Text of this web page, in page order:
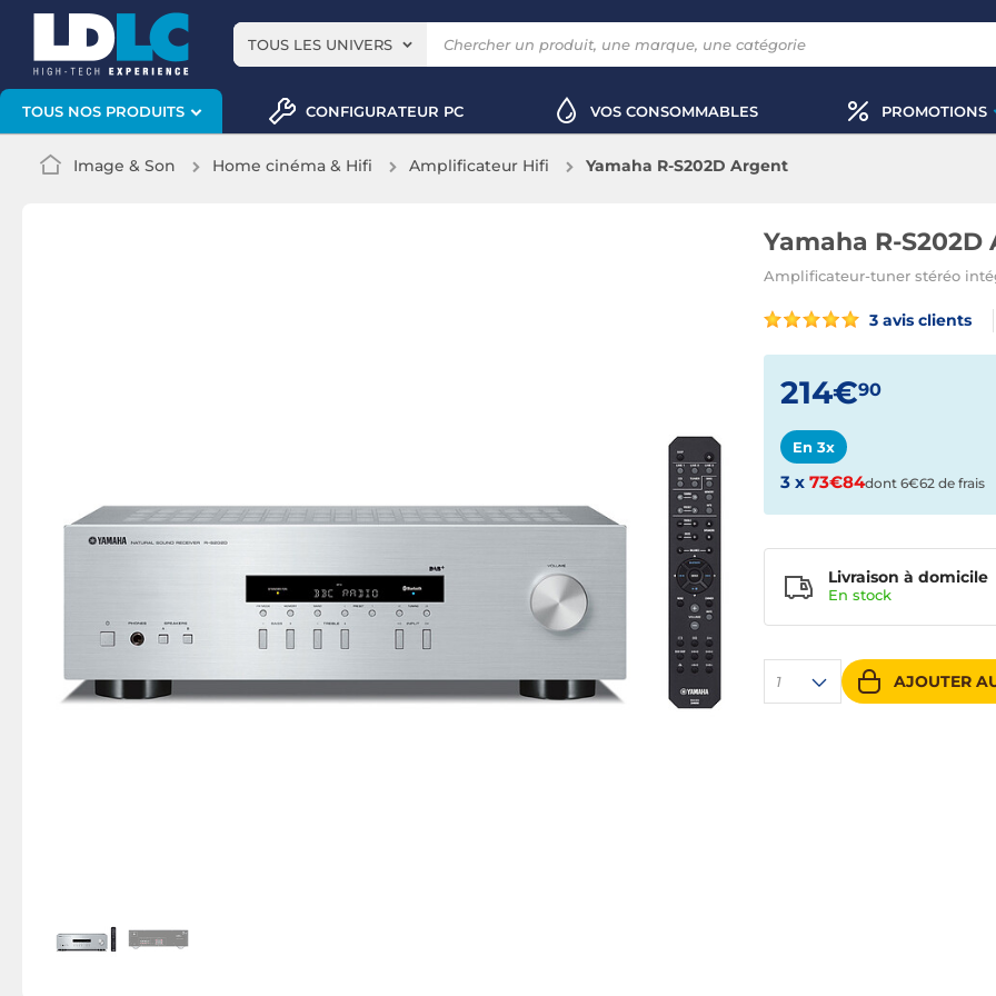
TOUS LES UNIVERS
TOUS NOS PRODUITS CONFIGURATEUR PC VOS CONSOMMABLES PROMOTIONS
Image & Son Home cinéma & Hifi Amplificateur Hifi Yamaha R-S202D Argent
Yamaha R-S202D
Amplificateur-tuner stéréo
3 avis clients
214€90
En 3x
3 x 73€84dont 6€62 de frais
1 AJOUTER
Livraison à domicile
En stock